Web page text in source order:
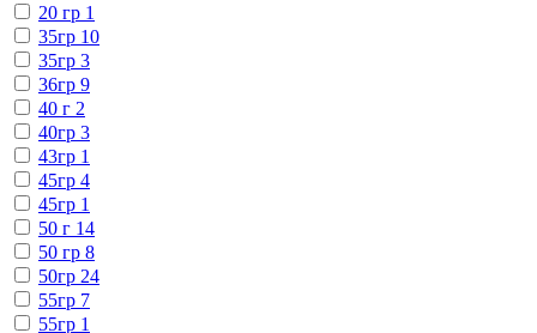
20 гр 1
35гр 10
35гр 3
36гр 9
40 г 2
40гр 3
43гр 1
45гр 4
45гр 1
50 г 14
50 гр 8
50гр 24
55гр 7
55гр 1